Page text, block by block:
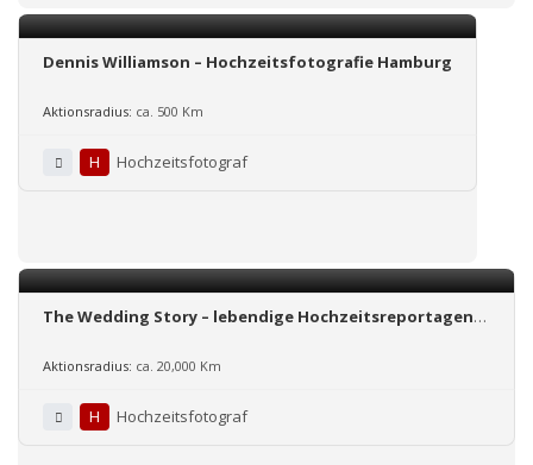
Dennis Williamson – Hochzeitsfotografie Hamburg
Aktionsradius: ca. 500 Km
H Hochzeitsfotograf
The Wedding Story – lebendige Hochzeitsreportagen
Aktionsradius: ca. 20,000 Km
H Hochzeitsfotograf